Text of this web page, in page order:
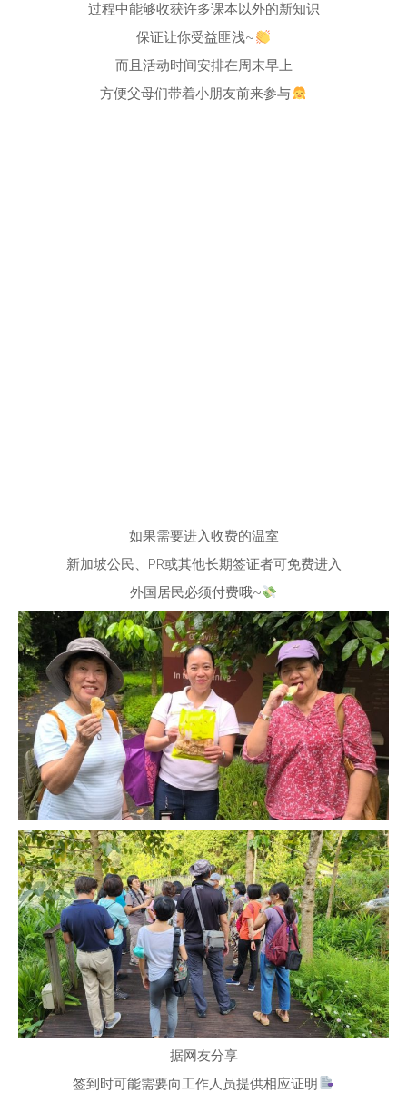
过程中能够收获许多课本以外的新知识
保证让你受益匪浅~
而且活动时间安排在周末早上
方便父母们带着小朋友前来参与
如果需要进入收费的温室
新加坡公民、PR或其他长期签证者可免费进入
外国居民必须付费哦~
据网友分享
签到时可能需要向工作人员提供相应证明